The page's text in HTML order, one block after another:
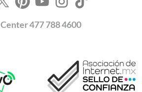
Center477 788 4600